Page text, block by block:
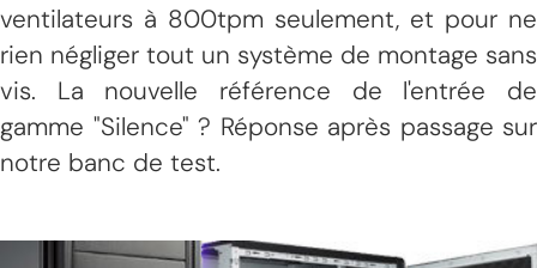
ventilateurs à 800tpm seulement, et pour ne
rien négliger tout un système de montage sans
vis. La nouvelle référence de l'entrée de
gamme "Silence" ? Réponse après passage sur
notre banc de test.